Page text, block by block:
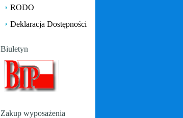
RODO
Deklaracja Dostępności
Biuletyn
Zakup wyposażenia